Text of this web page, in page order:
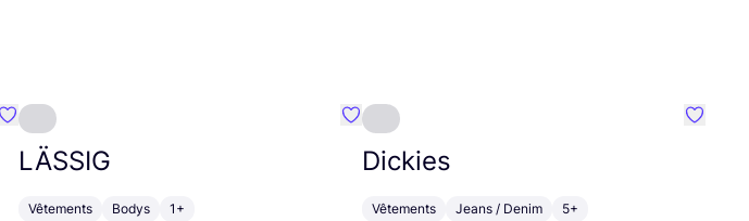
Préféré {nom}
LÄSSIG
Vêtements Bodys 1+
Préféré {nom}
Dickies
Vêtements Jeans / Denim 5+